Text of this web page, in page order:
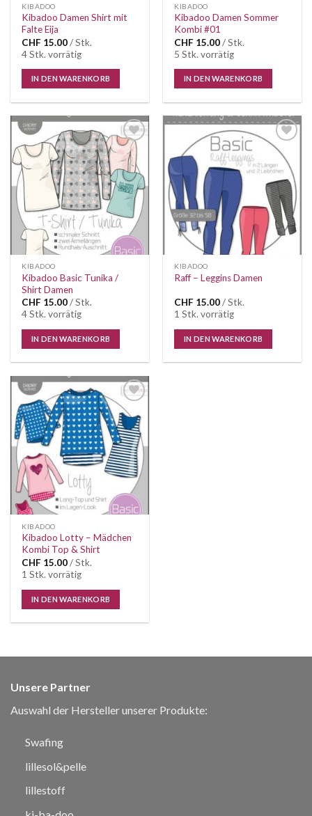
KIBADOO
Kibadoo Damen Shirt mit
Falte Eija
CHF 15.00/ Stk.
4 Stk. vorrätig
IN DEN WARENKORB
KIBADOO
Kibadoo Damen Sommer
Kombi #01
CHF 15.00/ Stk.
5 Stk. vorrätig
IN DEN WARENKORB
Auf die
Wunschliste
KIBADOO
Kibadoo Basic Tunika /
Shirt Damen
CHF 15.00/ Stk.
4 Stk. vorrätig
IN DEN WARENKORB
Auf die
Wunschliste
KIBADOO
Raff – Leggins Damen
CHF 15.00/ Stk.
1 Stk. vorrätig
IN DEN WARENKORB
Auf die
Wunschliste
KIBADOO
Kibadoo Lotty – Mädchen
Kombi Top & Shirt
CHF 15.00/ Stk.
1 Stk. vorrätig
IN DEN WARENKORB
Unsere Partner
Auswahl der Hersteller unserer Produkte:
Swafing
lillesol&pelle
lillestoff